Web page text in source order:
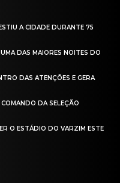
A CIDADE DURANTE 75
DAS MAIORES NOITES DO
DAS ATENÇÕES E GERA
DA SELEÇÃO
O ESTÁDIO DO VARZIM ESTE